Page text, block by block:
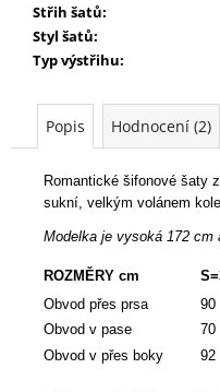
Střih šatů:
Styl šatů:
Typ výstřihu:
Popis Hodnocení (2)
Romantické šifonové šaty
sukní, velkým volánem
Modelka je vysoká 172 cm
ROZMĚRY cm
Obvod přes prsa
90
Obvod v pase
70
Obvod v přes boky
92